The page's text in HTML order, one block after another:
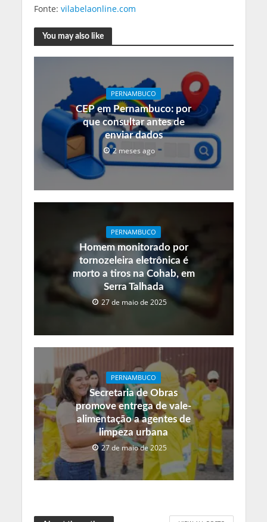
Fonte: vilabelaonline.com
You may also like
PERNAMBUCO
CEP em Pernambuco: por
que consultar antes de
enviar dados
2 meses ago
PERNAMBUCO
Homem monitorado por
tornozeleira eletrônica é
morto a tiros na Cohab, em
Serra Talhada
27 de maio de 2025
PERNAMBUCO
Secretaria de Obras
promove entrega de vale-
alimentação a agentes de
limpeza urbana
27 de maio de 2025